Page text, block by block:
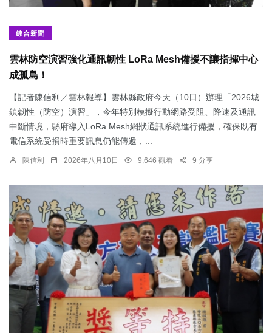
綜合新聞
雲林防空演習強化通訊韌性 LoRa Mesh備援不讓指揮中心
成孤島！
【記者陳信利／雲林報導】雲林縣政府今天（10日）辦理「2026城
鎮韌性（防空）演習」，今年特別模擬行動網路受阻、降速及通訊
中斷情境，縣府導入LoRa Mesh網狀通訊系統進行備援，確保既有
電信系統受損時重要訊息仍能傳遞，...
陳信利 2026年八月10日 9,646 觀看 9 分享